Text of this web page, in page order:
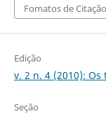
Fomatos de Citação
Edição
v. 2 n. 4 (2010):
Seção